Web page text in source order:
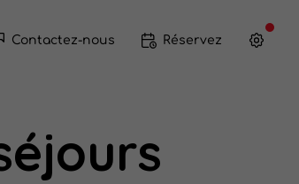
Contactez-nous Réservez